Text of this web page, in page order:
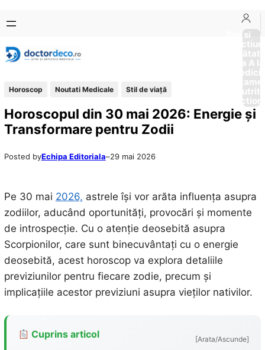
conținut
content
Boli si
Afectiuni
Sănătate
de la A
Horoscop Noutati Medicale Stil de viaţă
Horoscopul din 30 mai 2026: Energie și
Transformare pentru Zodii
Posted byEchipa Editoriala–29 mai 2026
Pe 30 mai 2026, astrele își vor arăta influența asupra
zodiilor, aducând oportunități, provocări și momente
de introspecție. Cu o atenție deosebită asupra
Scorpionilor, care sunt binecuvântați cu o energie
deosebită, acest horoscop va explora detaliile
previziunilor pentru fiecare zodie, precum și
implicațiile acestor previziuni asupra vieților nativilor.
Cuprins articol [Arata/Ascunde]